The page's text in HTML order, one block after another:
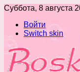
Суббота, 8 августа
Войти
Switch skin